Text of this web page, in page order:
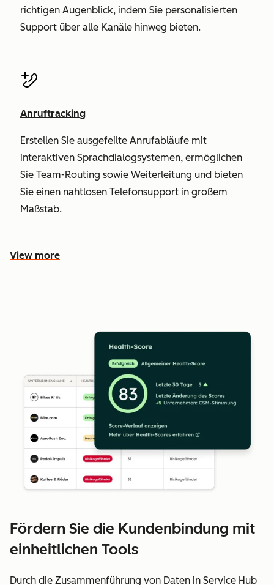
richtigen Augenblick, indem Sie personalisierten
Support über alle Kanäle hinweg bieten.
Anruftracking
Erstellen Sie ausgefeilte Anrufabläufe mit
interaktiven Sprachdialogsystemen, ermöglichen
Sie Team-Routing sowie Weiterleitung und bieten
Sie einen nahtlosen Telefonsupport in großem
Maßstab.
View more
Fördern Sie die Kundenbindung mit
einheitlichen Tools
Durch die Zusammenführung von Daten in Service Hub